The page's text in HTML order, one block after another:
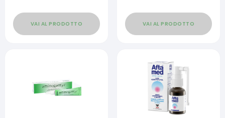
VAI AL PRODOTTO VAI AL PRODOTTO